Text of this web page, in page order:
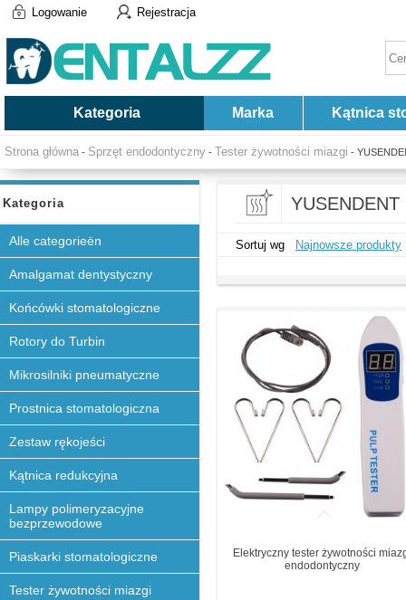
Logowanie Rejestracja
Kategoria Marka Kątnica
Strona główna - Sprzęt endodontyczny - Tester żywotności miazgi -
Kategoria
Alle categorieën
Amalgamat dentystyczny
Końcówki stomatologiczne
Rotory do Turbin
Mikrosilniki pneumatyczne
Prostnica stomatologiczna
Zestaw rękojeści
Kątnica redukcyjna
Lampy polimeryzacyjne
bezprzewodowe
Piaskarki stomatologiczne
Tester żywotności miazgi
YUSENDENT
Sortuj wg Najnowsze produkty
Elektryczny tester żywotności
endodontyczny